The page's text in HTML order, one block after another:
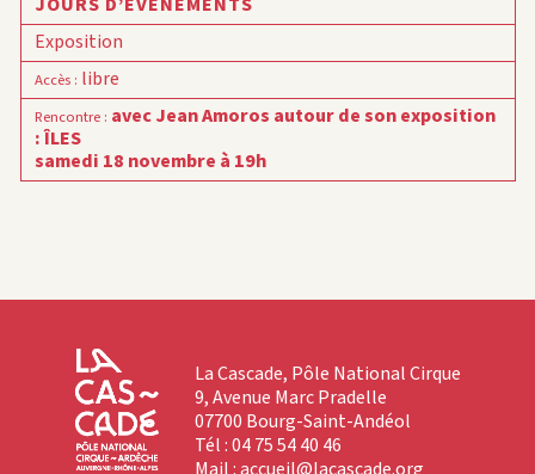
Exposition
Accès: libre
Rencontre : avec Jean Amoros autour de son exposition
: ÎLES
samedi 18 novembre à 19h
La Cascade, Pôle National Cirque
9, Avenue Marc Pradelle
07700 Bourg-Saint-Andéol
Tél : 04 75 54 40 46